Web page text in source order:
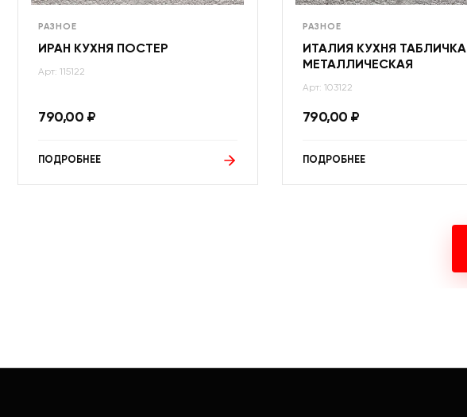
РАЗНОЕ
ИРАН КУХНЯ ПОСТЕР
Арт: 115122
790,00 ₽
ПОДРОБНЕЕ
РАЗНОЕ
ИТАЛИЯ КУХНЯ ТАБЛИЧКА
МЕТАЛЛИЧЕСКАЯ
Арт: 103122
790,00 ₽
ПОДРОБНЕЕ